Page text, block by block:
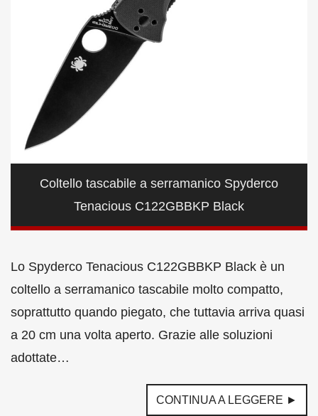
Coltello tascabile a serramanico Spyderco
Tenacious C122GBBKP Black
Lo Spyderco Tenacious C122GBBKP Black è un
coltello a serramanico tascabile molto compatto,
soprattutto quando piegato, che tuttavia arriva quasi
a 20 cm una volta aperto. Grazie alle soluzioni
adottate…
CONTINUA A LEGGERE ►